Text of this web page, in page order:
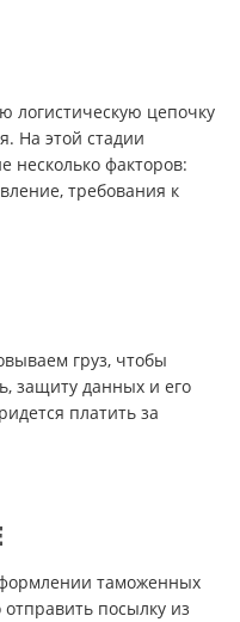
логистическую цепочку
На этой стадии
факторов:
требования к
груз, чтобы
защиту данных и его
платить за
таможенных
посылку из